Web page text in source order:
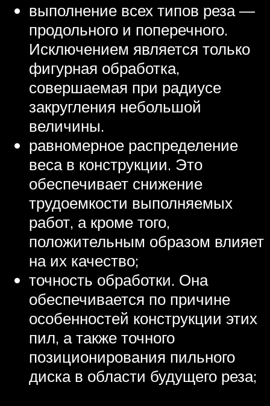
выполнение всех типов реза —
продольного и поперечного.
Исключением является только
фигурная обработка,
совершаемая при радиусе
закругления небольшой
величины.
равномерное распределение
веса в конструкции. Это
обеспечивает снижение
трудоемкости выполняемых
работ, а кроме того,
положительным образом влияет
на их качество;
точность обработки. Она
обеспечивается по причине
особенностей конструкции этих
пил, а также точного
позиционирования пильного
диска в области будущего реза;